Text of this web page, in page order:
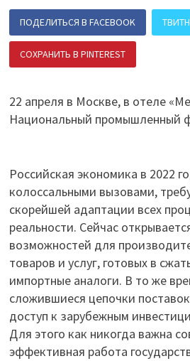
ПОДЕЛИТЬСЯ В FACEBOOK
СОХРАНИТЬ В PINTEREST
22 апреля в Москве, в отеле
Национальный промышленный
Российская экономика в 2022
колоссальными вызовами,
скорейшей адаптации всех
реальности. Сейчас
возможностей для
товаров и услуг, готовых в
импортные аналоги. В то же
сложившиеся цепочки
доступ к зарубежным
Для этого как никогда важна
эффективная работа